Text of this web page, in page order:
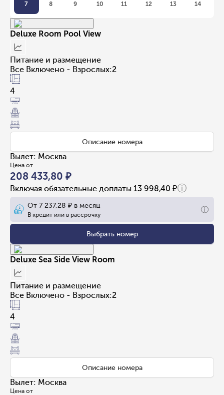
7 8 9 10 11 12 13 14
Deluxe Room Pool View
Питание и размещение
Все Включено - Взрослых:2
4
Описание номера
Вылет: Москва
Цена от
208 433,80 ₽
Включая обязательные доплаты 13 998,40 ₽
От 7 237,28 ₽ в месяц
В кредит или в рассрочку
Выбрать номер
Deluxe Sea Side View Room
Питание и размещение
Все Включено - Взрослых:2
4
Описание номера
Вылет: Москва
Цена от